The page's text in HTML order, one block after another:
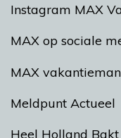
Instagram MAX
MAX op sociale
MAX vakantieman
Meldpunt Actueel
Heel Holland Bakt